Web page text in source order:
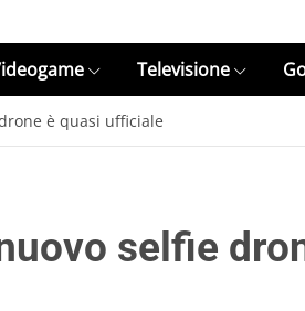
Televisione
è quasi ufficiale
selfie